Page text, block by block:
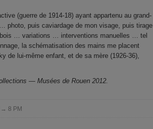
(guerre de 1914-18) ayant appartenu au grand-
photo, puis caviardage de mon visage, puis tirage
bois … variations … interventions manuelles … tel
la schématisation des mains me placent
de lui-même enfant, et de sa mère (1926-36),
— Musées de Rouen 2012.
→ 8 PM